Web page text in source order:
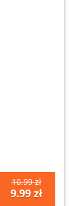
10.99 zł
9.99 zł